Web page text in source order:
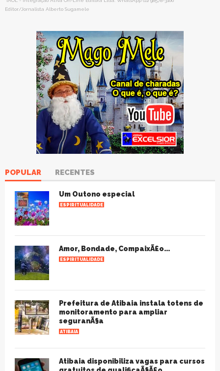
Editor/Jornalista Alberto Sugamele
POPULAR RECENTES
Um Outono especial
ESPIRITUALIDADE
Amor, Bondade, CompaixÃ£o...
ESPIRITUALIDADE
Prefeitura de Atibaia instala totens de
monitoramento para ampliar
seguranÃ§a
ATIBAIA
Atibaia disponibiliza vagas para cursos